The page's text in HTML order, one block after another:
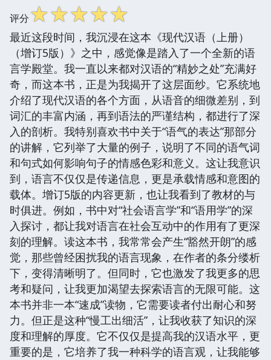
评分☆☆☆☆☆
最近这段时间，我沉浸在这本《现代汉语（上册）
（增订5版）》之中，感觉像是踏入了一个全新的语
言学殿堂。我一直以来都对汉语的“精妙之处”充满好
奇，而这本书，正是为我揭开了这层面纱。它系统地
介绍了现代汉语的各个方面，从语音的细微差别，到
词汇的丰富内涵，再到语法的严谨结构，都进行了深
入的剖析。我特别喜欢书中关于“语气的表达”那部分
的讲解，它列举了大量的例子，说明了不同的语气词
和句式如何影响句子的情感色彩和意义。这让我意识
到，语言不仅仅是传递信息，更是承载情感和意图的
载体。增订5版的内容更新，也让我看到了教材的与
时俱进。例如，书中对“社会语言学”和“语用学”的深
入探讨，都让我对语言在社会互动中的作用有了更深
刻的理解。读这本书，我常常会产生“豁然开朗”的感
觉，那些曾经困扰我的语言现象，在作者的条分缕析
下，变得清晰明了。但同时，它也激发了我更多的思
考和疑问，让我更加渴望去探索语言的无限可能。这
本书并非一本“速成”读物，它需要读者付出耐心和努
力。但正是这种“慢工出细活”，让我收获了知识的深
度和理解的厚度。它不仅仅是提高我的汉语水平，更
重要的是，它培养了我一种科学的语言观，让我能够